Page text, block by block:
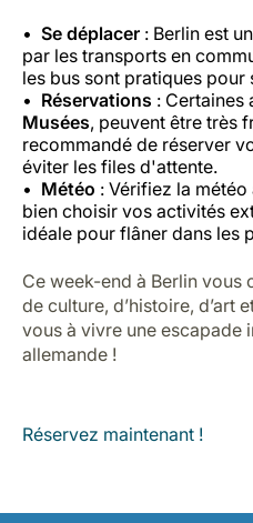
Se déplacer : Berlin est
par les transports en
les bus sont pratiques
Réservations : Certaines
Musées, peuvent être très
recommandé de réserver
éviter les files d'attente.
Météo : Vérifiez la
bien choisir vos activités
idéale pour flâner dans les
Ce week-end à Berlin
de culture, d’histoire, d’art
vous à vivre une escapade
allemande !
Réservez maintenant !